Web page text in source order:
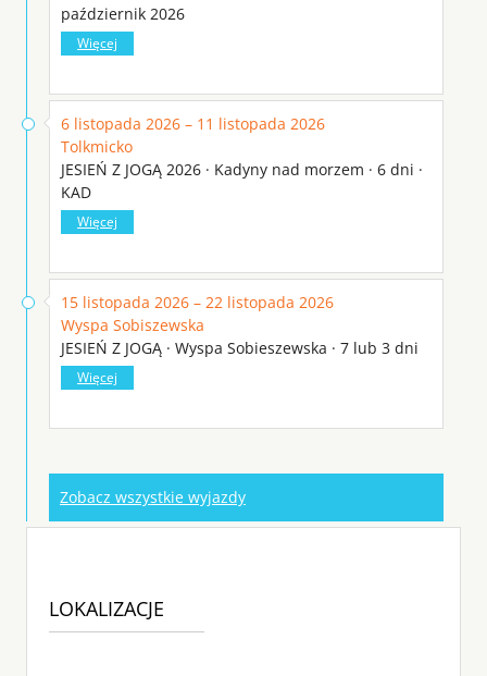
październik 2026
Więcej
6 listopada 2026 – 11 listopada 2026
Tolkmicko
JESIEŃ Z JOGĄ 2026 · Kadyny nad morzem · 6 dni ·
KAD
Więcej
15 listopada 2026 – 22 listopada 2026
Wyspa Sobiszewska
JESIEŃ Z JOGĄ · Wyspa Sobieszewska · 7 lub 3 dni
Więcej
Zobacz wszystkie wyjazdy
LOKALIZACJE